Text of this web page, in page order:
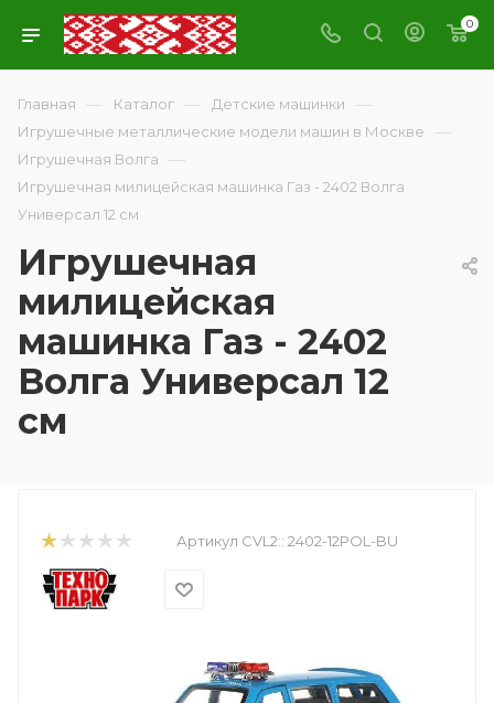
0
Главная — Каталог — Детские машинки —
Игрушечные металлические модели машин в Москве —
Игрушечная Волга —
Игрушечная милицейская машинка Газ - 2402 Волга
Универсал 12 см
Игрушечная
милицейская
машинка Газ - 2402
Волга Универсал 12
см
Артикул CVL2:: 2402-12POL-BU